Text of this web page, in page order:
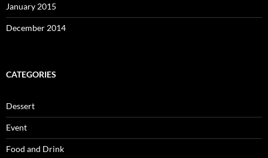
January 2015
December 2014
CATEGORIES
Dessert
Event
Food and Drink